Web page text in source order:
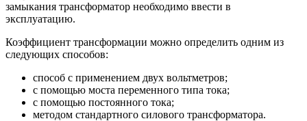
замыкания трансформатор необходимо ввести в
эксплуатацию.
Коэффициент трансформации можно определить одним из
следующих способов:
способ с применением двух вольтметров;
с помощью моста переменного типа тока;
с помощью постоянного тока;
методом стандартного силового трансформатора.